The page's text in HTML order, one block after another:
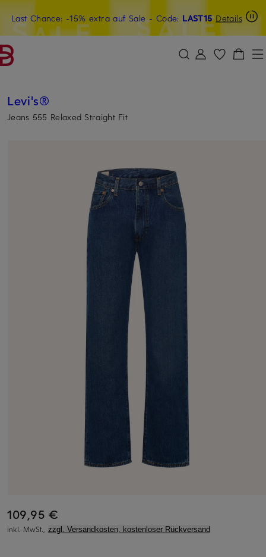
ZUM HAUPTINHALT ÜBERSPRINGEN ZUM SUCHFELD ÜBERSPRINGEN
Last Chance: -15% extra auf Sale- Code: LAST15 Details
15€-Willkommensgutschein mit Beyond sichern
Levi's®
Jeans 555 Relaxed Straight Fit
109,95 €
inkl. MwSt., zzgl. Versandkosten, kostenloser Rückversand